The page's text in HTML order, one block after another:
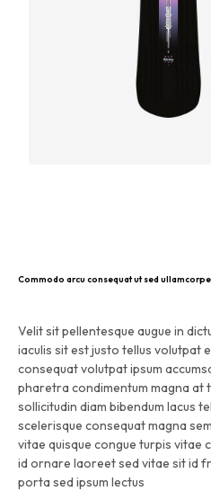
Commodo arcu consequat ut sed
Velit sit pellentesque augue in
iaculis sit est justo tellus volutpat
consequat volutpat ipsum
pharetra condimentum magna at
sollicitudin diam bibendum lacus
scelerisque consequat magna
vitae quisque congue turpis vitae
id ornare laoreet sed vitae sit id
porta sed ipsum lectus